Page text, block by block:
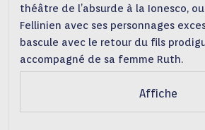
théâtre de l’absurde à la Ionesco,
Fellinien avec ses personnages
bascule avec le retour du fils
accompagné de sa femme Ruth.
Affiche